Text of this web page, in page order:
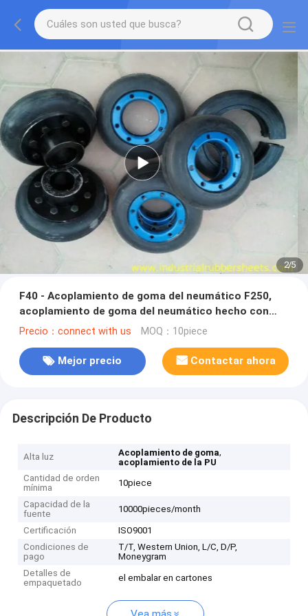
2/5
F40 - Acoplamiento de goma del neumático F250,
acoplamiento de goma del neumático hecho con
caucho de NBR
Precio：connect with us MOQ：10piece
Mejor precio Contactar ahora
Descripción De Producto
Alta luz Acoplamiento de goma,
acoplamiento de la PU
Cantidad de orden
mínima
10piece
Capacidad de la
fuente
10000pieces/month
Certificación
ISO9001
Condiciones de
pago
T/T, Western Union, L/C, D/P,
Moneygram
Detalles de
empaquetado
el embalar en cartones